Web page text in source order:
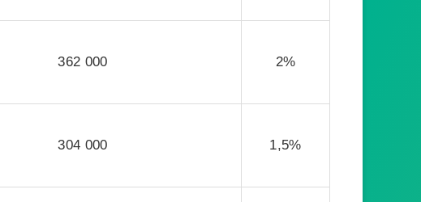
362 000 2%
304 000 1,5%